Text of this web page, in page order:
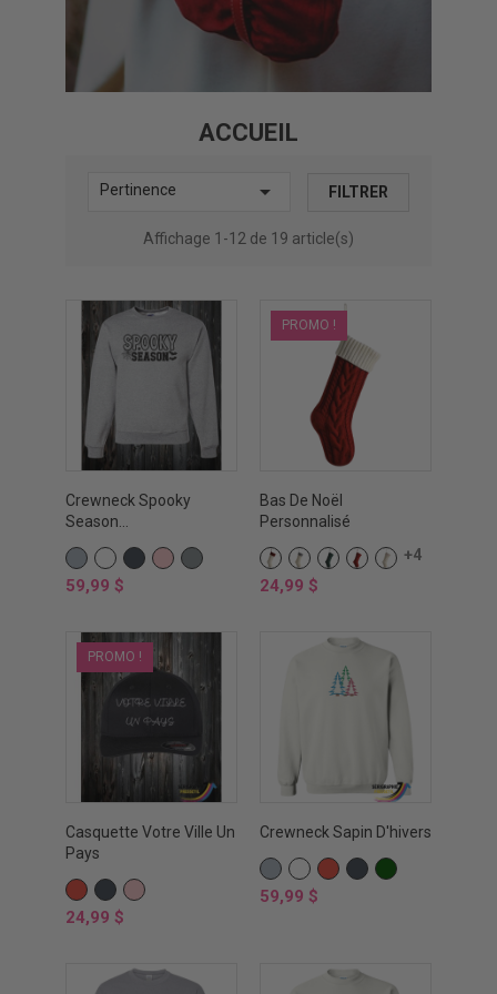
ACCUEIL
Pertinence  FILTRER
Affichage 1-12 de 19 article(s)
Crewneck Spooky
Season...
GRIS
SPORTS
BLANCNOIRROSEOXFORD
Prix
59,99 $
PROMO !
Bas De Noël
Personnalisé
ROUGE
/
GRIS
/
VERTROUGECRÈME
+4
Prix
24,99 $
PROMO !
Casquette Votre Ville Un
Pays
ROUGE
NOIRROSE
Prix
24,99 $
Crewneck Sapin D'hivers
GRIS
SPORTS
BLANCROUGE
NOIRVERT
Prix
59,99 $